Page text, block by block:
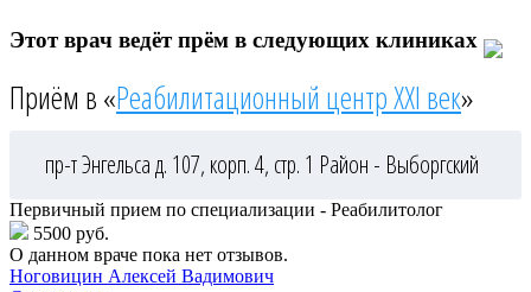
Этот врач ведёт прём в следующих клиниках
Приём в «Реабилитационный центр XXI век»
пр-т Энгельса д. 107, корп. 4, стр. 1 Район - Выборгский
Первичный прием по специализации - Реабилитолог
5500 руб.
О данном враче пока нет отзывов.
Ноговицин Алексей Вадимович